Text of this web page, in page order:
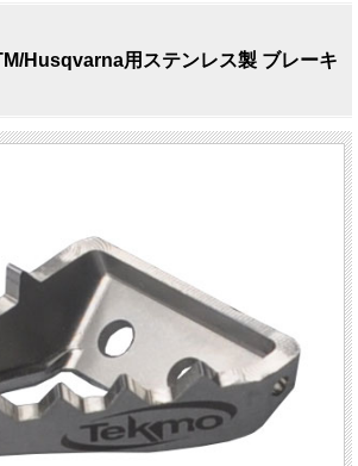
Husqvarna用ステンレス製 ブレーキ